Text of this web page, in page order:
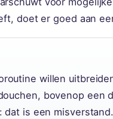
doet er goed aan
willen
bovenop een
is een